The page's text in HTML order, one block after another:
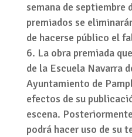
semana de septiembre
premiados se
de hacerse público el
La obra premiada
de la Escuela Navarra
Ayuntamiento de
efectos de su
escena.
podrá hacer uso de su